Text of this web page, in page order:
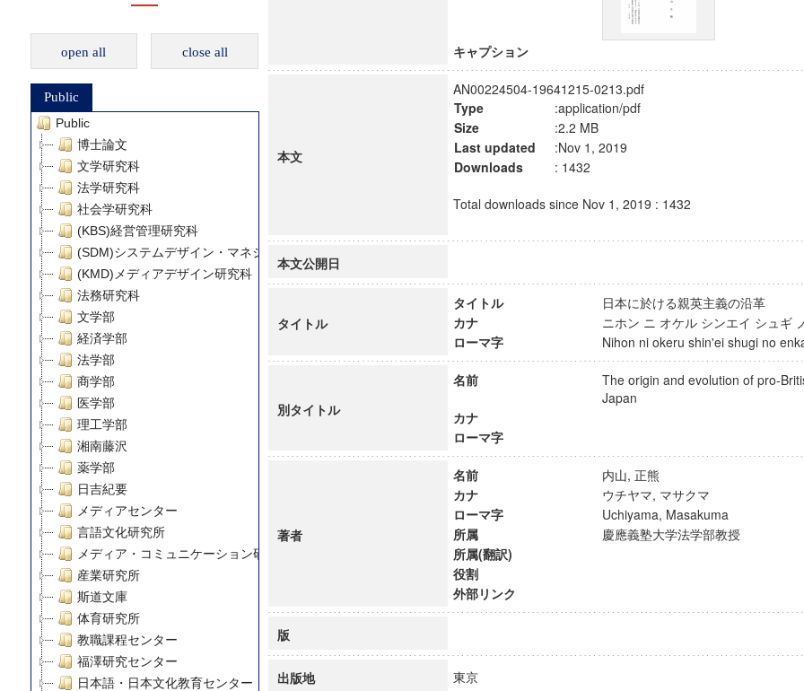
open all close all
Public
Public
博士論文
文学研究科
法学研究科
社会学研究科
(KBS)経営管理研究科
(SDM)システムデザイン・マネジメント研究科
(KMD)メディアデザイン研究科
法務研究科
文学部
経済学部
法学部
商学部
医学部
理工学部
湘南藤沢
薬学部
日吉紀要
メディアセンター
言語文化研究所
メディア・コミュニケーション研究所
産業研究所
斯道文庫
体育研究所
教職課程センター
福澤研究センター
日本語・日本文化教育センター
キャプション
本文
AN00224504-19641215-0213.pdf
Type
:application/pdf
Size
:2.2 MB
Last updated
:Nov 1, 2019
Downloads
: 1432
Total downloads since Nov 1, 2019 : 1432
本文公開日
タイトル
タイトル
日本に於ける親英主義の沿革
カナ
ニホン ニ オケル シンエイ シュギ
ローマ字
Nihon ni okeru shin'ei shugi no
別タイトル
名前
The origin and evolution of pro-
Japan
カナ
ローマ字
著者
名前
内山, 正熊
カナ
ウチヤマ, マサクマ
ローマ字
Uchiyama, Masakuma
所属
慶應義塾大学法学部教授
所属(翻訳)
役割
外部リンク
版
出版地 東京